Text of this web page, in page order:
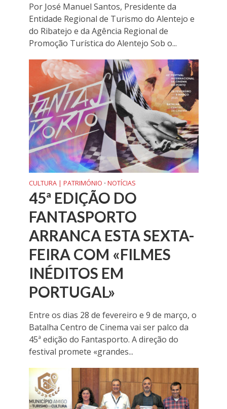
Por José Manuel Santos, Presidente da
Entidade Regional de Turismo do Alentejo e
do Ribatejo e da Agência Regional de
Promoção Turística do Alentejo Sob o...
CULTURA | PATRIMÓNIO • NOTÍCIAS
45ª EDIÇÃO DO
FANTASPORTO
ARRANCA ESTA SEXTA-
FEIRA COM «FILMES
INÉDITOS EM
PORTUGAL»
Entre os dias 28 de fevereiro e 9 de março, o
Batalha Centro de Cinema vai ser palco da
45ª edição do Fantasporto. A direção do
festival promete «grandes...